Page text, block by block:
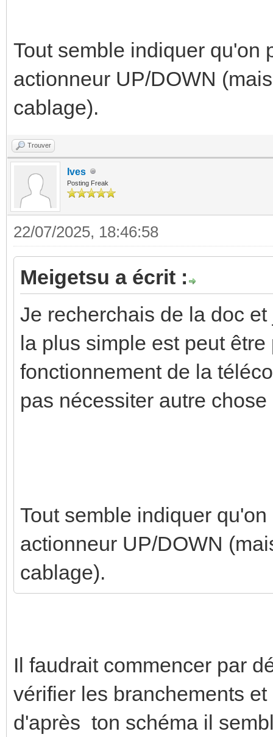
Tout semble indiquer qu'on
actionneur UP/DOWN
cablage).
Trouver
Ives
Posting Freak
22/07/2025, 18:46:58
Meigetsu a écrit :
Je recherchais de la doc
la plus simple est peut
fonctionnement de la
pas nécessiter autre
Tout semble indiquer
actionneur UP/DOWN
cablage).
Il faudrait commencer par
vérifier les branchements
d'après ton schéma il